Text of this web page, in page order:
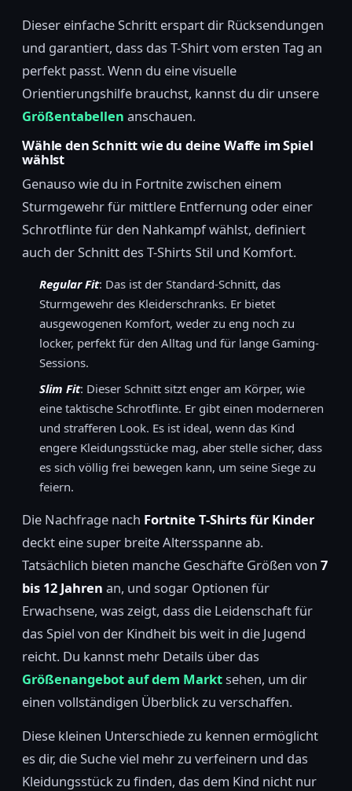
Dieser einfache Schritt erspart dir Rücksendungen
und garantiert, dass das T-Shirt vom ersten Tag an
perfekt passt. Wenn du eine visuelle
Orientierungshilfe brauchst, kannst du dir unsere
Größentabellen anschauen.
Wähle den Schnitt wie du deine Waffe im Spiel
wählst
Genauso wie du in Fortnite zwischen einem
Sturmgewehr für mittlere Entfernung oder einer
Schrotflinte für den Nahkampf wählst, definiert
auch der Schnitt des T-Shirts Stil und Komfort.
Regular Fit: Das ist der Standard-Schnitt, das
Sturmgewehr des Kleiderschranks. Er bietet
ausgewogenen Komfort, weder zu eng noch zu
locker, perfekt für den Alltag und für lange Gaming-
Sessions.
Slim Fit: Dieser Schnitt sitzt enger am Körper, wie
eine taktische Schrotflinte. Er gibt einen moderneren
und strafferen Look. Es ist ideal, wenn das Kind
engere Kleidungsstücke mag, aber stelle sicher, dass
es sich völlig frei bewegen kann, um seine Siege zu
feiern.
Die Nachfrage nach Fortnite T-Shirts für Kinder
deckt eine super breite Altersspanne ab.
Tatsächlich bieten manche Geschäfte Größen von 7
bis 12 Jahren an, und sogar Optionen für
Erwachsene, was zeigt, dass die Leidenschaft für
das Spiel von der Kindheit bis weit in die Jugend
reicht. Du kannst mehr Details über das
Größenangebot auf dem Marktsehen, um dir
einen vollständigen Überblick zu verschaffen.
Diese kleinen Unterschiede zu kennen ermöglicht
es dir, die Suche viel mehr zu verfeinern und das
Kleidungsstück zu finden, das dem Kind nicht nur